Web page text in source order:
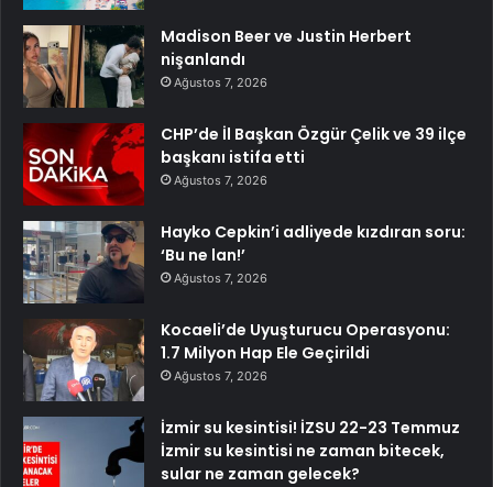
Madison Beer ve Justin Herbert
nişanlandı
Ağustos 7, 2026
CHP’de İl Başkan Özgür Çelik ve 39 ilçe
başkanı istifa etti
Ağustos 7, 2026
Hayko Cepkin’i adliyede kızdıran soru:
‘Bu ne lan!’
Ağustos 7, 2026
Kocaeli’de Uyuşturucu Operasyonu:
1.7 Milyon Hap Ele Geçirildi
Ağustos 7, 2026
İzmir su kesintisi! İZSU 22-23 Temmuz
İzmir su kesintisi ne zaman bitecek,
sular ne zaman gelecek?